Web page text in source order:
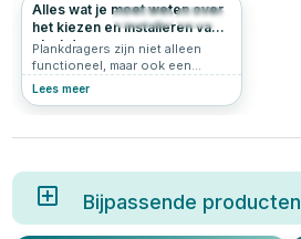
2022 5.0
Alles wat je moet weten over
het kiezen en installeren van
plankdragers
Plankdragers zijn niet alleen
functioneel, maar ook een
stijlvolle toevoeging aan je
hoeveel plankdragers je nodig
hebt, hoe diep ze moeten zijn,
Lees meer
Bijpassende producten